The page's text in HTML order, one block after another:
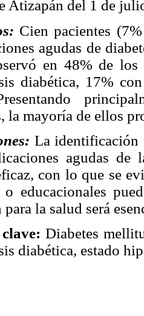
Atizapán del 1 de
Cien pacientes
agudas de
en 48% de
diabética, 17%
la mayoría de ellos
La identificación
agudas de
con lo que se
o educacionales
para la salud será
Diabetes
diabética, estado